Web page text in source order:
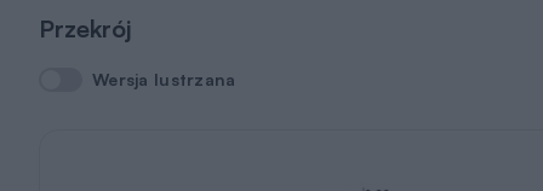
Przekrój
Wersja lustrzana
Wersja lustrzana